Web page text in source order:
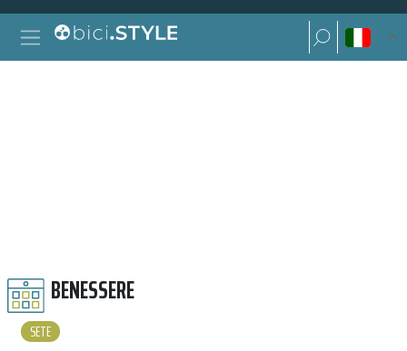
Vai al contenuto
Navigazione principale
Ricerca per:
Ricerca per:
BENESSERE
SETE